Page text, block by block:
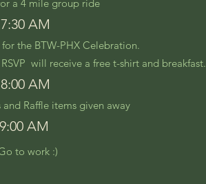
a 4 mile group ride
7:30 AM
the BTW-PHX Celebration.
will receive a free t-shirt and breakfast.
8:00 AM
Raffle items given away
9:00 AM
to work :)